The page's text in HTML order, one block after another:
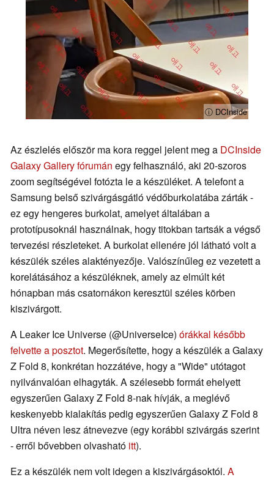
ⓘ DCInside
Az észlelés először ma kora reggel jelent meg a DCInside
Galaxy Gallery fórumán egy felhasználó, aki 20-szoros
zoom segítségével fotózta le a készüléket. A telefont a
Samsung belső szivárgásgátló védőburkolatába zárták -
ez egy hengeres burkolat, amelyet általában a
prototípusoknál használnak, hogy titokban tartsák a végső
tervezési részleteket. A burkolat ellenére jól látható volt a
készülék széles alaktényezője. Valószínűleg ez vezetett a
korelátásához a készüléknek, amely az elmúlt két
hónapban más csatornákon keresztül széles körben
kiszivárgott.
A Leaker Ice Universe (@UniverseIce) órákkal később
felvette a posztot. Megerősítette, hogy a készülék a Galaxy
Z Fold 8, konkrétan hozzátéve, hogy a "Wide" utótagot
nyilvánvalóan elhagyták. A szélesebb formát ehelyett
egyszerűen Galaxy Z Fold 8-nak hívják, a meglévő
keskenyebb kialakítás pedig egyszerűen Galaxy Z Fold 8
Ultra néven lesz átnevezve (egy korábbi szivárgás szerint
- erről bővebben olvasható itt).
Ez a készülék nem volt idegen a kiszivárgásoktól. A